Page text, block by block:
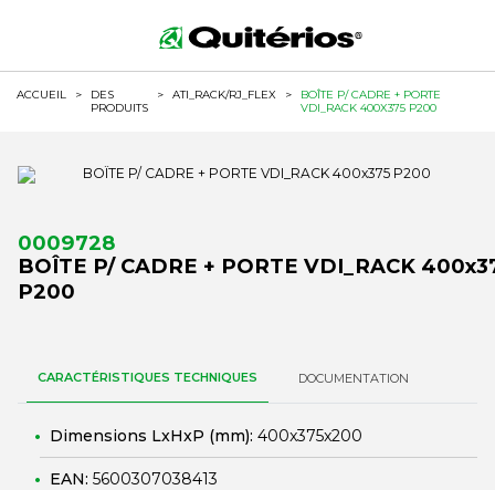
ACCUEIL >
DES
PRODUITS
> ATI_RACK/RJ_FLEX >
BOÎTE P/ CADRE + PORTE
VDI_RACK 400X375 P200
0009728
BOÎTE P/ CADRE + PORTE VDI_RACK
P200
CARACTÉRISTIQUES TECHNIQUES DOCUMENTATION
Dimensions LxHxP (mm): 400x375x200
EAN: 5600307038413